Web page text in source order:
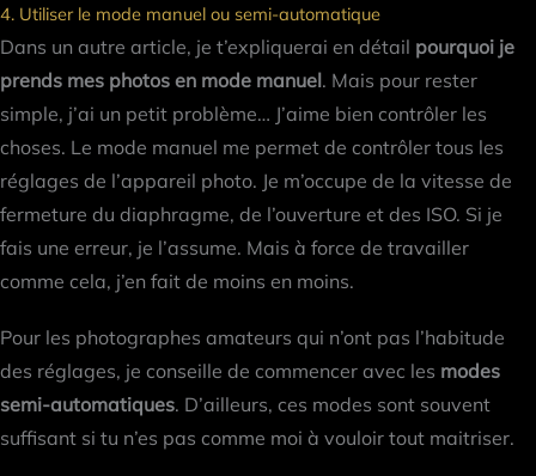
4. Utiliser le mode manuel ou semi-automatique
Dans un autre article, je t’expliquerai en détail pourquoi je
prends mes photos en mode manuel. Mais pour rester
simple, j’ai un petit problème… J’aime bien contrôler les
choses. Le mode manuel me permet de contrôler tous les
réglages de l’appareil photo. Je m’occupe de la vitesse de
fermeture du diaphragme, de l’ouverture et des ISO. Si je
fais une erreur, je l’assume. Mais à force de travailler
comme cela, j’en fait de moins en moins.
Pour les photographes amateurs qui n’ont pas l’habitude
des réglages, je conseille de commencer avec les modes
semi-automatiques. D’ailleurs, ces modes sont souvent
suffisant si tu n’es pas comme moi à vouloir tout maitriser.